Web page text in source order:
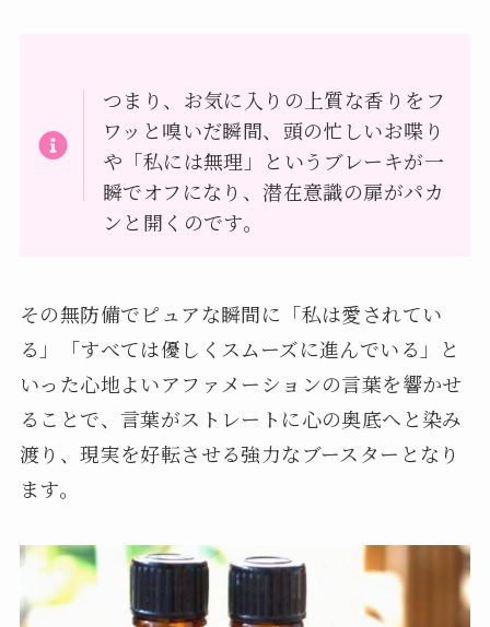
つまり、お気に入りの上質な香りをフ
ワッと嗅いだ瞬間、頭の忙しいお喋り
や「私には無理」というブレーキが一
瞬でオフになり、潜在意識の扉がパカ
ンと開くのです。
その無防備でピュアな瞬間に「私は愛されてい
る」「すべては優しくスムーズに進んでいる」と
いった心地よいアファメーションの言葉を響かせ
ることで、言葉がストレートに心の奥底へと染み
渡り、現実を好転させる強力なブースターとなり
ます。